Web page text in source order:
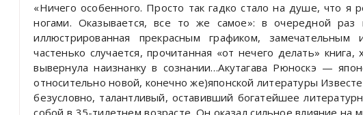
«Ничего особенного. Просто так гадко стало на душе, что я
ногами. Оказывается, все то же самое»: в очередной раз
иллюстрированная прекрасным графиком,
частенько случается, прочитанная «от нечего делать»
вывернула наизнанку в сознании…Акутагава Рюноскэ —
относительно новой, конечно же)японской литературы
безусловно, талантливый, оставивший богатейшее